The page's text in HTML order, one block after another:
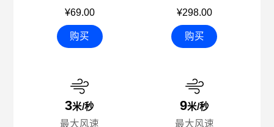
¥69.00
购买
3米/秒
最大风速
¥298.00
购买
9米/秒
最大风速